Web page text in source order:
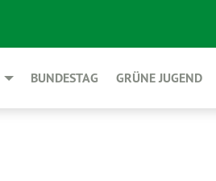
BUNDESTAG GRÜNE JUGEND